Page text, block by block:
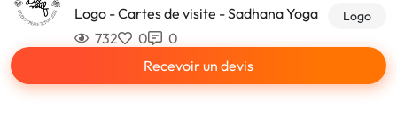
Logo - Cartes de visite - Sadhana Yoga
Logo
732 0
0
Recevoir un devis